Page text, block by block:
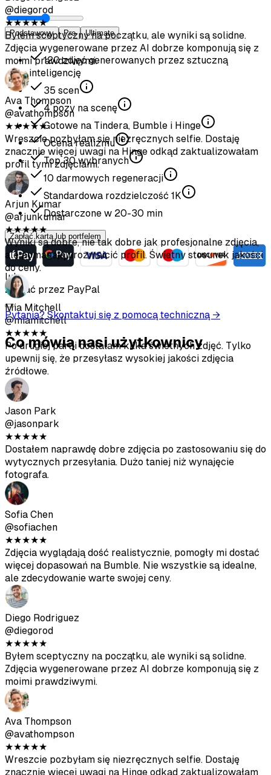
Podstawowy Pro Ultimate
120zdjęć generowanych przez sztuczną
inteligencję
35 scen
4pozy na scenę
Gotowe na Tindera, Bumble i Hinge
Ocena realizmu
Top30wybranych
10 darmowych regeneracji
Standardowa rozdzielczość 1K
Dostarczone w 20-30 min
Zapłać kartą lub portfelem
lub
Zapłać przez PayPal
Pytania? Skontaktuj się z pomocą techniczną →
Co mówią nasi użytkownicy
★★★★★
Dostałem naprawdę dobre zdjęcia po zastosowaniu się do
wytycznych przesyłania. Dużo taniej niż wynajęcie
fotografa.
Sofia Chen
@sofiachen
★★★★★
Zdjęcia wyglądają dość realistycznie, pomogły mi dostać
więcej dopasowań na Bumble. Nie wszystkie są idealne,
ale zdecydowanie warte swojej ceny.
Diego Rodriguez
@diegorod
★★★★★
Byłem sceptyczny na początku, ale wyniki są solidne.
Zdjęcia wygenerowane przez AI dobrze komponują się z
moimi prawdziwymi.
Ava Thompson
@avathompson
★★★★★
Wreszcie pozbyłam się niezręcznych selfie. Dostaję
znacznie więcej uwagi na Hinge odkąd zaktualizowałam
profil tymi zdjęciami.
Arjun Kumar
@arjunkumar
★★★★ ★
Wyniki są dobre, nie tak dobre jak profesjonalne zdjęcia,
ale pomagają urozmaicić profil. Świetny stosunek jakości
do ceny.
Mia Mitchell
@miamitchell
★★★★★